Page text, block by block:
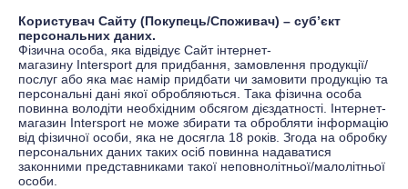
Користувач Сайту (Покупець/Споживач) – суб’єкт
персональних даних.
Фізична особа, яка відвідує Сайт інтернет-
магазину Іntersport для придбання, замовлення продукції/
послуг або яка має намір придбати чи замовити продукцію та
персональні дані якої обробляються. Така фізична особа
повинна володіти необхідним обсягом дієздатності. Інтернет-
магазин Іntersport не може збирати та обробляти інформацію
від фізичної особи, яка не досягла 18 років. Згода на обробку
персональних даних таких осіб повинна надаватися
законними представниками такої неповнолітньої/малолітньої
особи.